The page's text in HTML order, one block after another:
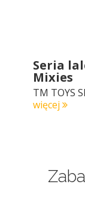
Seria
Mixies
TM TOYS
więcej